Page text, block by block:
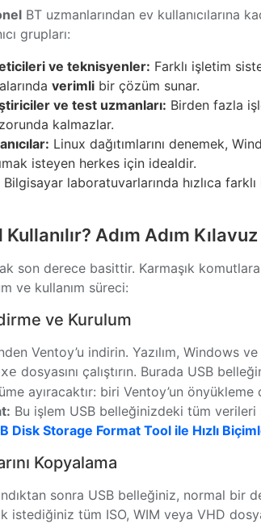
BT uzmanlarından ev kullanıcılarına
grupları:
ve teknisyenler: Farklı işletim
verimli bir çözüm sunar.
ve test uzmanları: Birden fazla
kalmazlar.
Linux dağıtımlarını denemek,
isteyen herkes için idealdir.
Bilgisayar laboratuvarlarında hızlıca
Adım Adım Kılavuz
son derece basittir. Karmaşık
ve kullanım süreci:
ve Kurulum
Ventoy’u indirin. Yazılım, Windows
dosyasını çalıştırın. Burada USB
ayıracaktır: biri Ventoy’un önyükleme
Bu işlem USB belleğinizdeki tüm
Disk Storage Format Tool ile Hızlı
Kopyalama
sonra USB belleğiniz, normal bir
istediğiniz tüm ISO, WIM veya VHD